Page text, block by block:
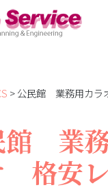
> 公民館 業務用カラ
館 業
格安